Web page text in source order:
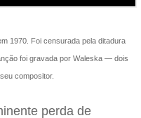
1970. Foi censurada pela ditadura
foi gravada por Waleska — dois
compositor.
perda de